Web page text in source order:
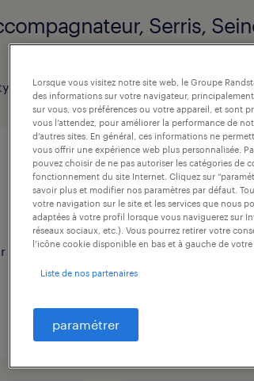
Serris,
de contrat durée du contrat
année
aide soignant
serris, seine-
cdi
2 100 € par
Lorsque vous visitez notre site web, le Groupe
des informations sur votre navigateur,
sur vous, vos préférences ou votre appareil, et sont
vous l’attendez, pour améliorer la performance de
d’autres sites. En général, ces informations ne
vous offrir une expérience web plus personnalisée.
pouvez choisir de ne pas autoriser les catégories de
fonctionnement du site Internet. Cliquez sur
savoir plus et modifier nos paramètres par défaut.
votre navigation sur le site et les services que nous
adaptées à votre profil lorsque vous naviguerez sur
réseaux sociaux, etc.). Vous pourrez retirer votre
l’icône cookie disponible en bas et à gauche de votre
Liste de nos partenaires
paramétrer